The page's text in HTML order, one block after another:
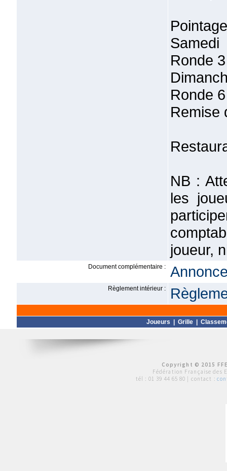
Ronde
Ronde
Remise
NB :
les
joueur,
Document complémentaire :
Règlement intérieur :
Joueurs Grille
Copyright © 2015
Fédération Française des
tél : 01 39 44 65 80 | contact :